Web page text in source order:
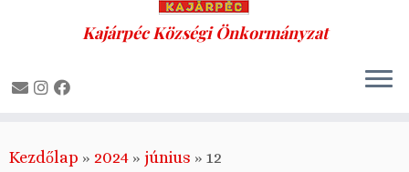
to
Kajárpéc Községi Önkormányzat
Kezdőlap » 2024 » június » 12